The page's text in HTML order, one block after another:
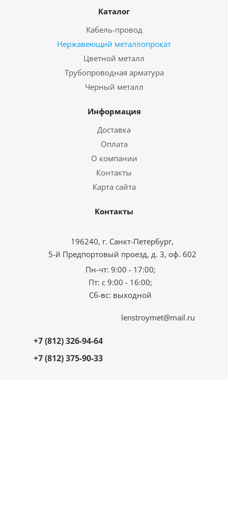
Каталог
Кабель-провод
Нержавеющий металлопрокат
Цветной металл
Трубопроводная арматура
Черный металл
Информация
Доставка
Оплата
О компании
Контакты
Карта сайта
Контакты
196240, г. Санкт-Петербург,
5-й Предпортовый проезд, д. 3, оф. 602
Пн-чт: 9:00 - 17:00;
Пт: с 9:00 - 16:00;
Сб-вс: выходной
+7 (812) 326-94-64
+7 (812) 375-90-33
lenstroymet@mail.ru